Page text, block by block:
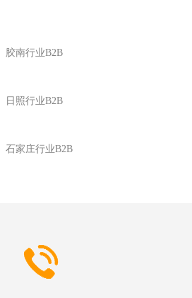
胶南行业B2B
日照行业B2B
石家庄行业B2B